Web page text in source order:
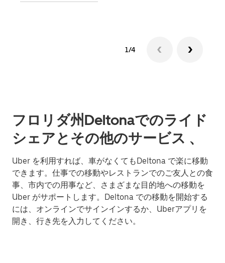
1/4
フロリダ州Deltonaでのライド
シェアとその他のサービス 、
Uber を利用すれば、車がなくてもDeltona で楽に移動
できます。仕事での移動やレストランでのご友人との食
事、市内での用事など、さまざまな目的地への移動を
Uber がサポートします。Deltona での移動を開始する
には、オンラインでサインインするか、Uberアプリを
開き、行き先を入力してください。